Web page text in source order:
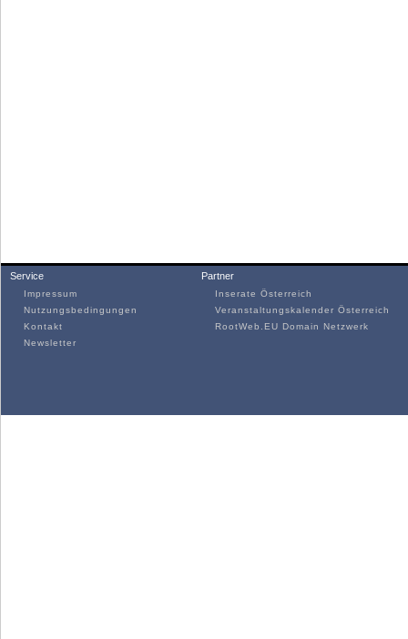
Service
Impressum
Nutzungsbedingungen
Kontakt
Newsletter
Partner
Inserate Österreich
Veranstaltungskalender Österreich
RootWeb.EU Domain Netzwerk